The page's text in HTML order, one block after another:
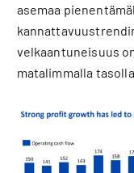
asemaa
velkaantuneisuus
matalimmalla tasolla.